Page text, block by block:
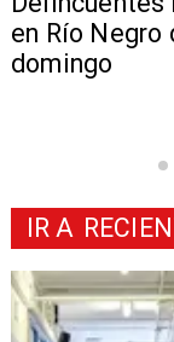
en Río Negro
domingo
IR A